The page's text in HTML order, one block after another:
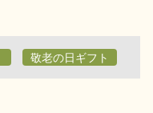
敬老の日ギフト